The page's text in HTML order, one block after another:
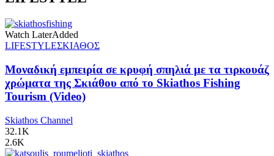
Watch LaterAdded
LIFESTYLEΣΚΙΑΘΟΣ
Μοναδική εμπειρία σε κρυφή σπηλιά με τα τιρκουάζ
χρώματα της Σκιάθου από το Skiathos Fishing
Tourism (Video)
Skiathos Channel
32.1K
2.6K